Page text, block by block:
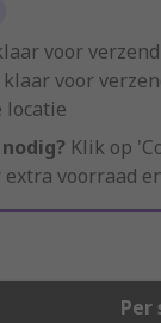
voor
voor
locatie
Klik op
extra voorraad
Per